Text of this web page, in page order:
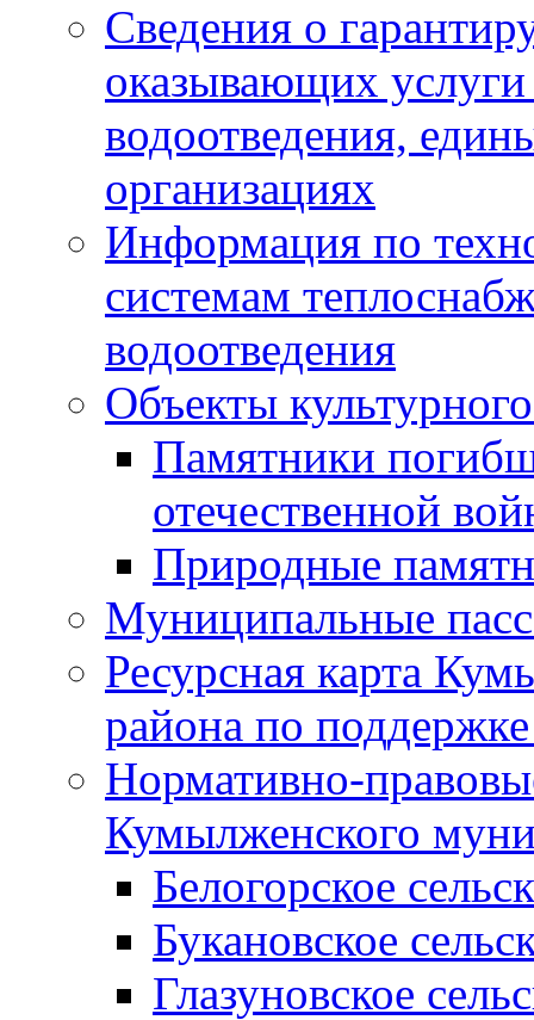
Сведения о
оказывающих
водоотведения,
организациях
Информация по
системам
водоотведения
Объекты
Памятники
отечественной
Природные
Муниципальные
Ресурсная карта
района по
Нормативно-
Кумылженского
Белогорское
Букановское
Глазуновское